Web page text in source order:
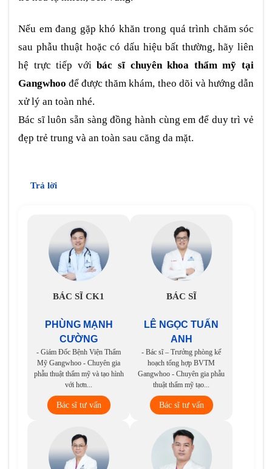
Nếu em đang gặp khó khăn trong quá trình chăm sóc
sau phẫu thuật hoặc có dấu hiệu bất thường, hãy liên
hệ trực tiếp vớibác sĩ chuyên khoa thẩm mỹ tại
Gangwhoo để được thăm khám, theo dõi và hướng dẫn
xử lý an toàn nhé.
Bác sĩ luôn sẵn sàng đồng hành cùng em để duy trì vẻ
đẹp trẻ trung và an toàn sau căng da mặt.
Trả lời
BÁC SĨ CK1
PHÙNG MẠNH
CƯỜNG
- Giám Đốc Bệnh Viện Thẩm
Mỹ Gangwhoo - Chuyên gia
phẫu thuật thẩm mỹ và tạo hình
với hơn...
Bác sĩ tư vấn
BÁC SĨ
LÊ NGỌC TUẤN
ANH
- Bác sĩ – Trưởng phòng kế
hoạch tổng hợp BVTM
Gangwhoo - Chuyên gia phẫu
thuật thẩm mỹ tạo...
Bác sĩ tư vấn